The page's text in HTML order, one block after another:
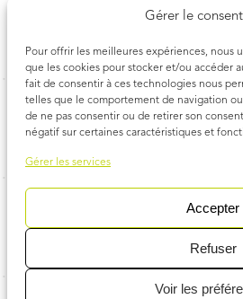
Gérer le
Pour offrir les meilleures expériences, nous
que les cookies pour stocker et/ou accéder
fait de consentir à ces technologies nous
telles que le comportement de navigation
de ne pas consentir ou de retirer son
négatif sur certaines caractéristiques et
Gérer les services
Accepter
Refuser
Voir les
contact@troisetplus.com
esprit d’équipe
disque d’or
clients
talents
contact
Mentions légales